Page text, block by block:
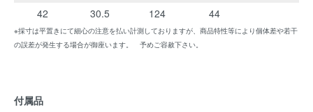
42
30.5 124 44
※採寸は平置きにて細心の注意を払い計測しておりますが、商品特性等により個体差や若干
の誤差が発生する場合が御座います。 予めご容赦下さい。
付属品